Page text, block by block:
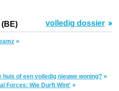
volledig dossier
of een volledig nieuwe woning?
Forces: Wie Durft Wint'